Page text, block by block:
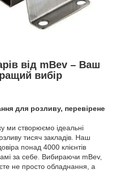
від mBev – Ваш
вибір
для розливу, перевірене
ми створюємо ідеальні
тисяч закладів. Наш
понад 4000 клієнтів
за себе. Вибираючи mBev,
не просто обладнання, а